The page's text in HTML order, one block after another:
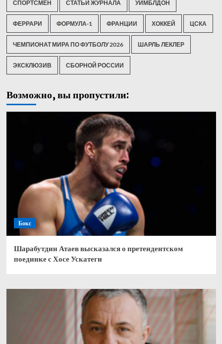
СПОРТСМЕН СТАТЬИ ЖУРНАЛА УИМБЛДОН
ФЕРРАРИ ФОРМУЛА-1 ФРАНЦИИ ХОККЕЙ ЦСКА
ЧЕМПИОНАТ МИРА ПО ФУТБОЛУ 2026 ШАРЛЬ ЛЕКЛЕР
ЭКСКЛЮЗИВ СБОРНОЙ РОССИИ
Возможно, вы пропустили:
Бокс
Шарабутдин Атаев высказался о претендентском
поединке с Хосе Ускатеги